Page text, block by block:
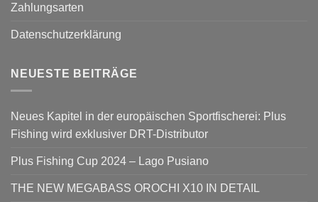
Zahlungsarten
Datenschutzerklärung
NEUESTE BEITRÄGE
Neues Kapitel in der europäischen Sportfischerei: Plus
Fishing wird exklusiver DRT-Distributor
Plus Fishing Cup 2024 – Lago Pusiano
THE NEW MEGABASS OROCHI X10 IN DETAIL